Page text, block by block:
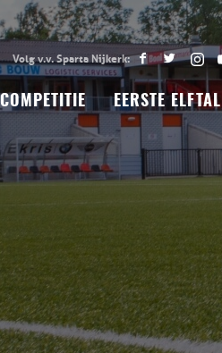
COMPETITIE EERSTE ELFTAL